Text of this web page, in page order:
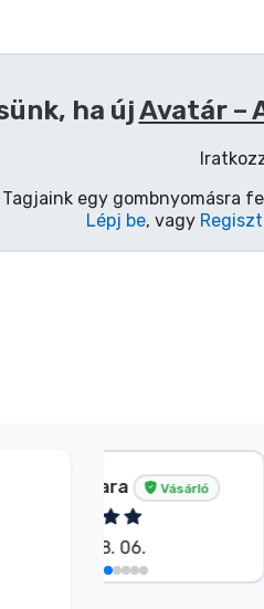
ha újAvatár –
Tagjaink egy gombnyomásra
Lépj be, vagy
V. Éva
2026. 08. 06.